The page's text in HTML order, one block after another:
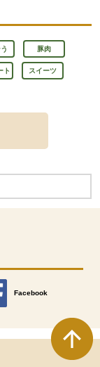
豚肉
ト スイーツ
Facebook
別のウィンドウで開きます